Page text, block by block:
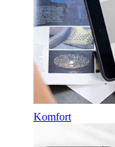
Komfort